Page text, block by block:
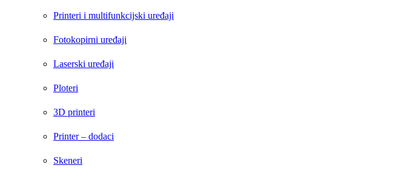
Printeri i multifunkcijski uređaji
Fotokopirni uređaji
Laserski uređaji
Ploteri
3D printeri
Printer – dodaci
Skeneri